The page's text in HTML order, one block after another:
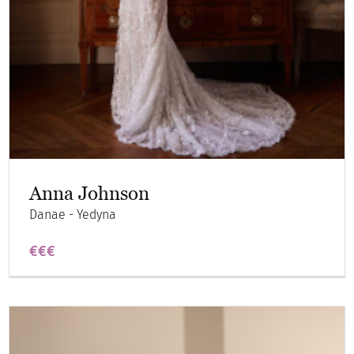
Anna Johnson
Danae - Yedyna
€€€